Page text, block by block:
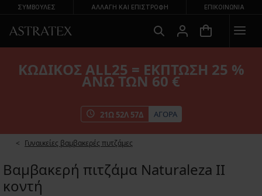
ΣΥΜΒΟΥΛΕΣ ΑΛΛΑΓΉ ΚΑΙ ΕΠΙΣΤΡΟΦΉ ΕΠΙΚΟΙΝΩΝΊΑ
ΚΩΔΙΚΟΣ ALL25 = ΕΚΠΤΩΣΗ 25 %
ΑΝΩ ΤΩΝ 60 €
21Ω 52Λ 57Δ ΑΓΟΡΑ
Γυναικείες βαμβακερές πυτζάμες
Βαμβακερή πιτζάμα Naturaleza II
κοντή